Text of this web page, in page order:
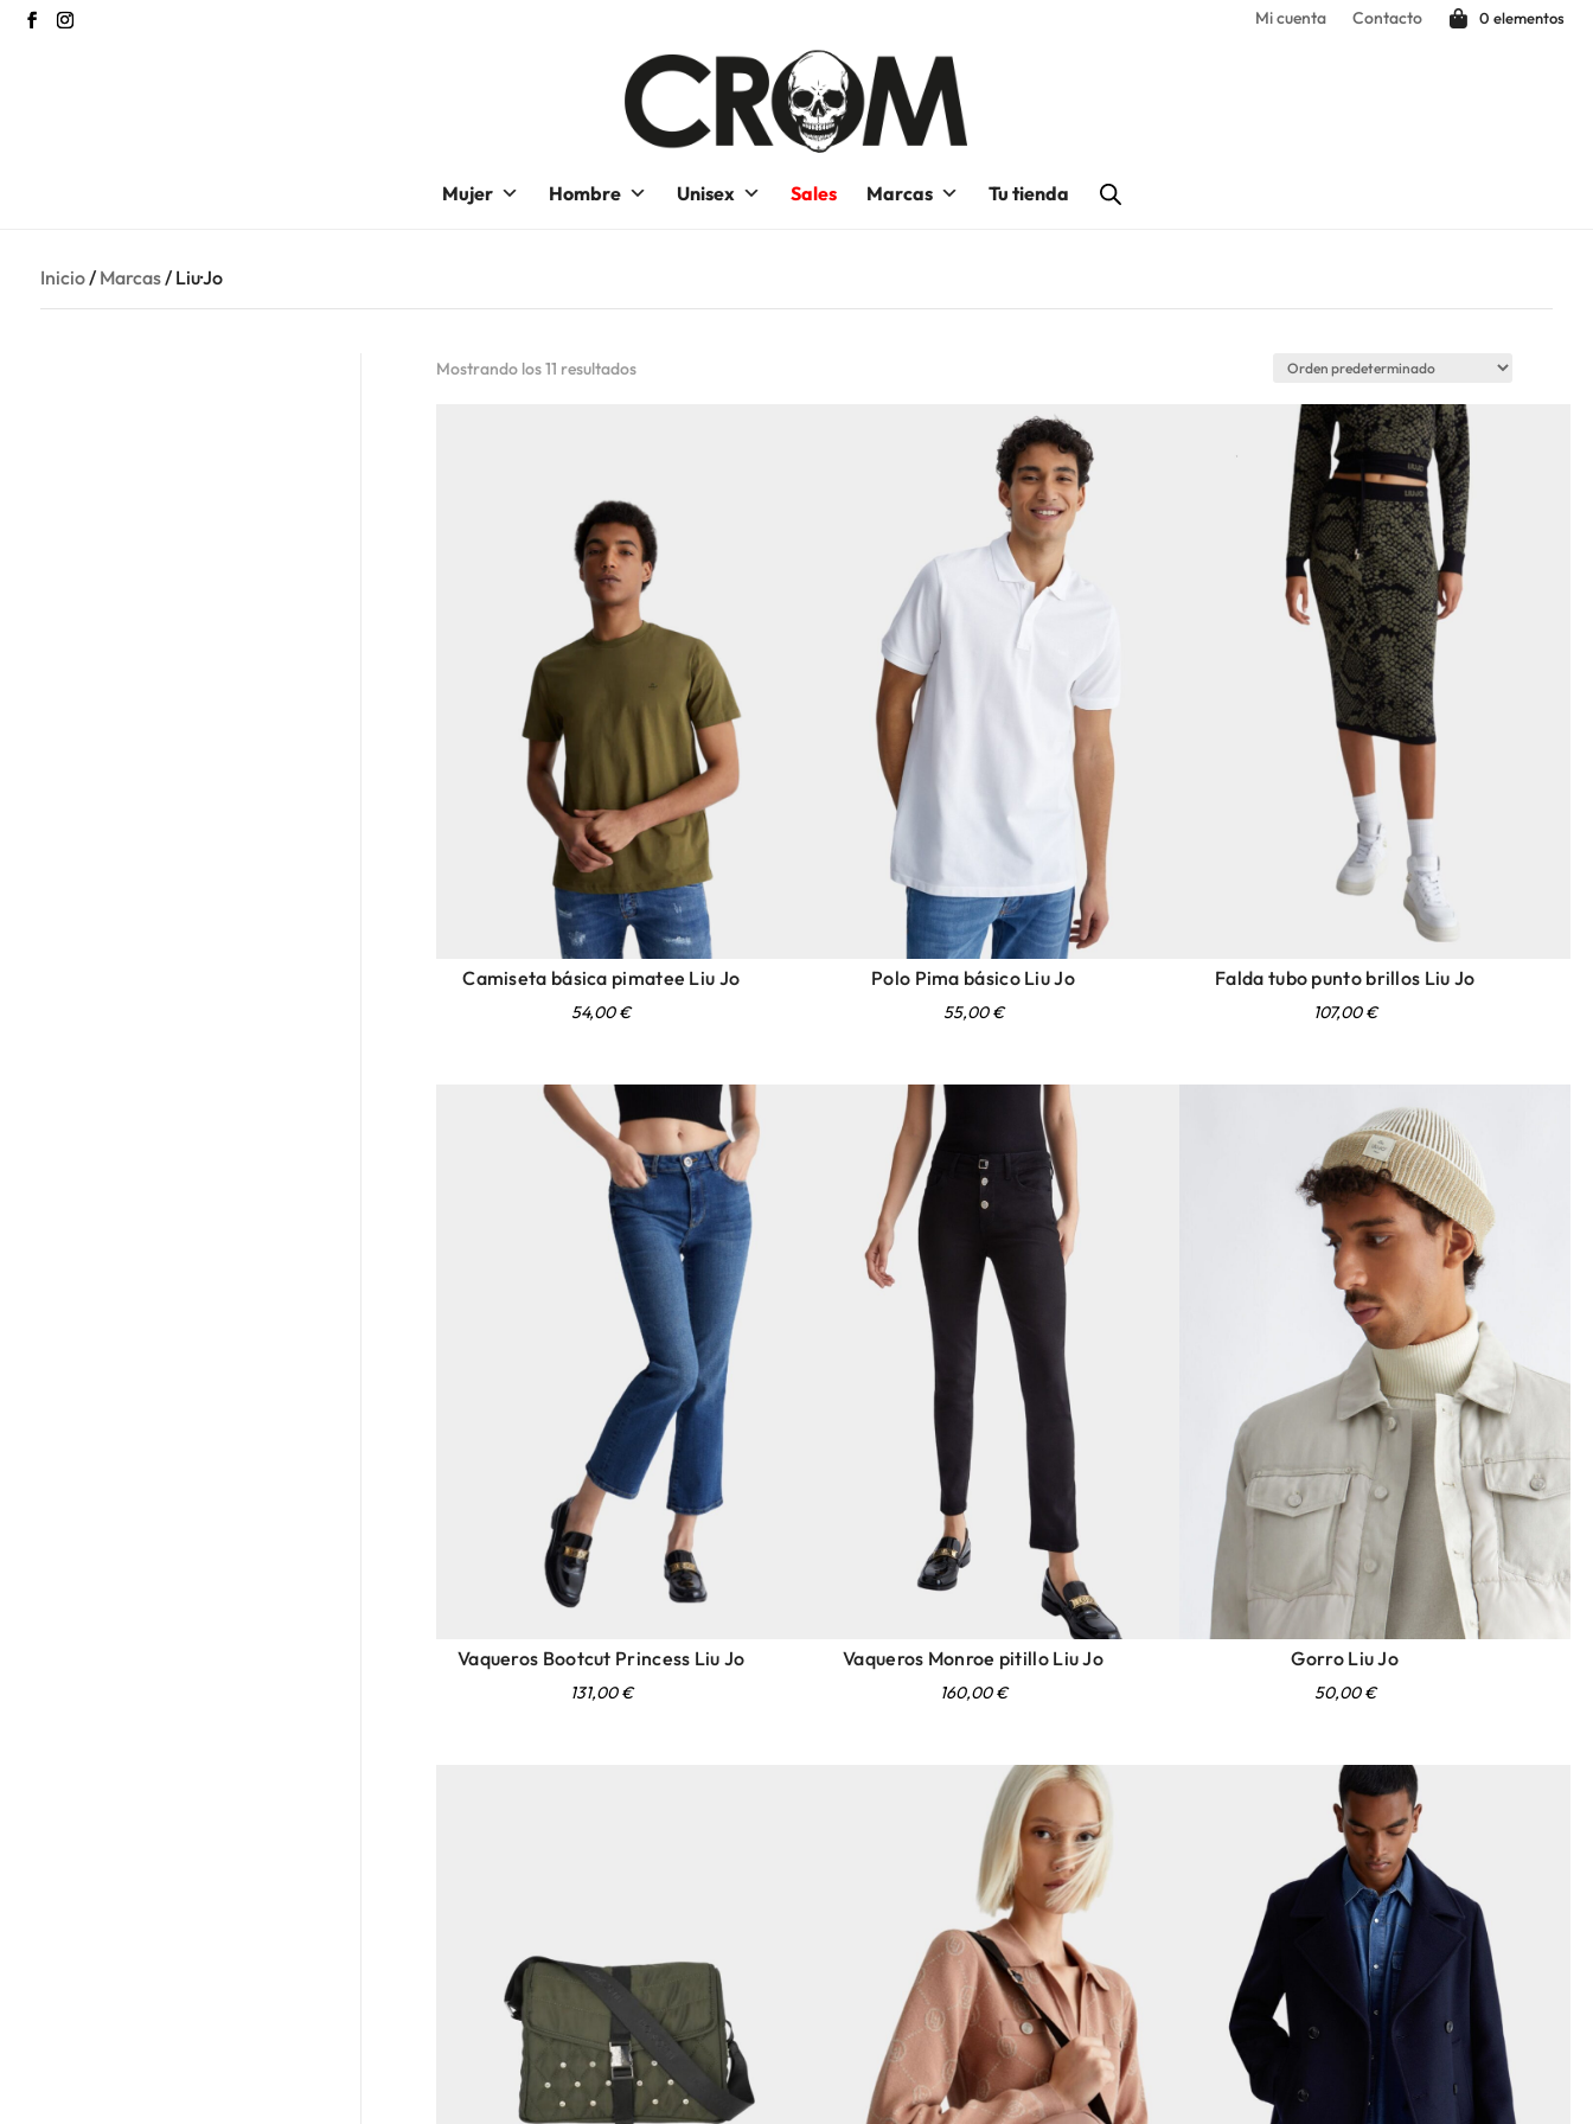
Mi cuenta Contacto 0 elementos
Mujer Hombre Unisex Sales Marcas Tu tienda
Inicio/ Marcas/ Liu·Jo
Mostrando los 11 resultados
Camiseta básica pimatee Liu Jo
54,00€
Polo Pima básico Liu Jo
55,00€
Falda tubo punto brillos Liu Jo
107,00€
Vaqueros Bootcut Princess Liu Jo
131,00€
Vaqueros Monroe pitillo Liu Jo
160,00€
Gorro Liu Jo
50,00€